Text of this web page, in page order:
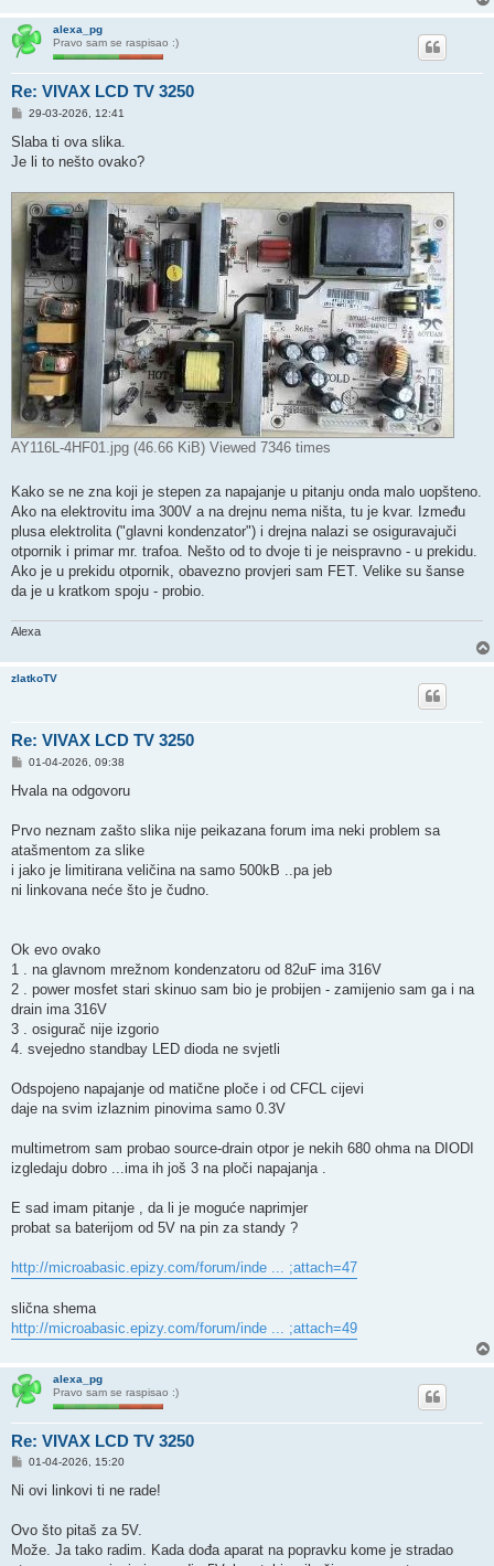
alexa_pg
Pravo sam se raspisao :)
Re: VIVAX LCD TV 3250
P
s
29-03-2026, 12:41
Slaba ti ova slika.
Je li to nešto ovako?
AY116L-4HF01.jpg (46.66 KiB) Viewed 7346 times
Kako se ne zna koji je stepen za napajanje u pitanju onda malo uopšteno.
Ako na elektrovitu ima 300V a na drejnu nema ništa, tu je kvar. Između
plusa elektrolita ("glavni kondenzator") i drejna nalazi se osiguravajuči
otpornik i primar mr. trafoa. Nešto od to dvoje ti je neispravno - u prekidu.
Ako je u prekidu otpornik, obavezno provjeri sam FET. Velike su šanse
da je u kratkom spoju - probio.
Alexa
zlatkoTV
Re: VIVAX LCD TV 3250
P
s
01-04-2026, 09:38
Hvala na odgovoru
Prvo neznam zašto slika nije peikazana forum ima neki problem sa
atašmentom za slike
i jako je limitirana veličina na samo 500kB ..pa jeb
ni linkovana neće što je čudno.
Ok evo ovako
1 . na glavnom mrežnom kondenzatoru od 82uF ima 316V
2 . power mosfet stari skinuo sam bio je probijen - zamijenio sam ga i na
drain ima 316V
3 . osigurač nije izgorio
4. svejedno standbay LED dioda ne svjetli
Odspojeno napajanje od matične ploče i od CFCL cijevi
daje na svim izlaznim pinovima samo 0.3V
multimetrom sam probao source-drain otpor je nekih 680 ohma na DIODI
izgledaju dobro ...ima ih još 3 na ploči napajanja .
E sad imam pitanje , da li je moguće naprimjer
probat sa baterijom od 5V na pin za standy ?
http://microabasic.epizy.com/forum/inde ... ;attach=47
slična shema
http://microabasic.epizy.com/forum/inde ... ;attach=49
alexa_pg
Pravo sam se raspisao :)
Re: VIVAX LCD TV 3250
P
s
01-04-2026, 15:20
Ni ovi linkovi ti ne rade!
Ovo što pitaš za 5V.
Može. Ja tako radim. Kada dođa aparat na popravku kome je stradao